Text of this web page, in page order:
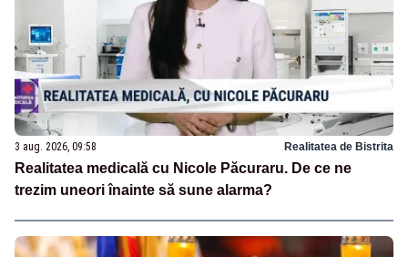
3 aug. 2026, 09:58 Realitatea de Bistrita
Realitatea medicală cu Nicole Păcuraru. De ce ne
trezim uneori înainte să sune alarma?